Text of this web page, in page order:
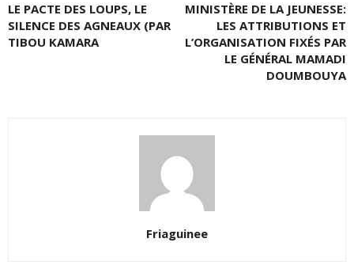
LE PACTE DES LOUPS, LE
SILENCE DES AGNEAUX (PAR
TIBOU KAMARA
MINISTÈRE DE LA JEUNESSE:
LES ATTRIBUTIONS ET
L’ORGANISATION FIXÉS PAR
LE GÉNÉRAL MAMADI
DOUMBOUYA
Friaguinee